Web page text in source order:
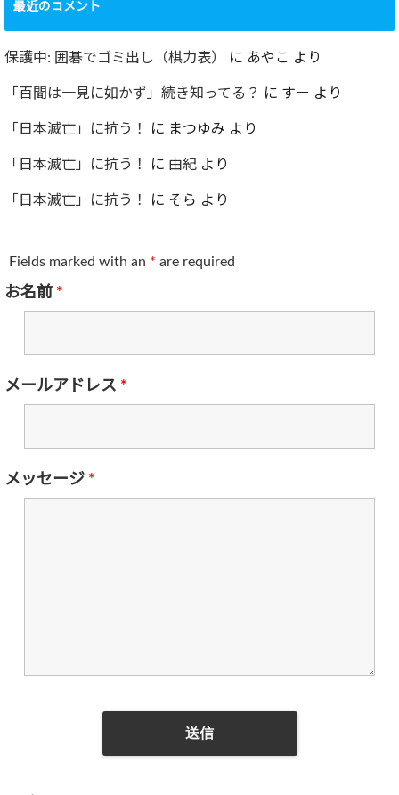
最近のコメント
保護中: 囲碁でゴミ出し（棋力表） に あやこ より
「百聞は一見に如かず」続き知ってる？ に すー より
「日本滅亡」に抗う！ に まつゆみ より
「日本滅亡」に抗う！ に 由紀 より
「日本滅亡」に抗う！ に そら より
Fields marked with an * are required
お名前 *
メールアドレス *
メッセージ *